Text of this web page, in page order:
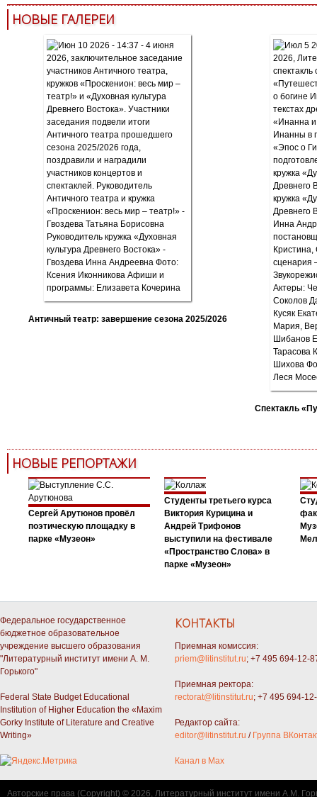
НОВЫЕ ГАЛЕРЕИ
Античный театр: завершение сезона 2025/2026
Спектакль
НОВЫЕ РЕПОРТАЖИ
Сергей Арутюнов провёл
поэтическую площадку в
парке «Музеон»
Студенты третьего курса
Виктория Курицина и
Андрей Трифонов
выступили на фестивале
«Пространство Слова» в
парке «Музеон»
Федеральное государственное
бюджетное образовательное
учреждение высшего образования
"Литературный институт имени А. М.
Горького"
Federal State Budget Educational
Institution of Higher Education the «Maxim
Gorky Institute of Literature and Creative
Writing»
КОНТАКТЫ
Приемная комиссия:
priem@litinstitut.ru; +7 495 694-12-
Приемная ректора:
rectorat@litinstitut.ru; +7 495 694-
Редактор сайта:
editor@litinstitut.ru / Группа
Канал в Max
Авторские права (Copyright) © 2026, Литературный институт имени А.М.